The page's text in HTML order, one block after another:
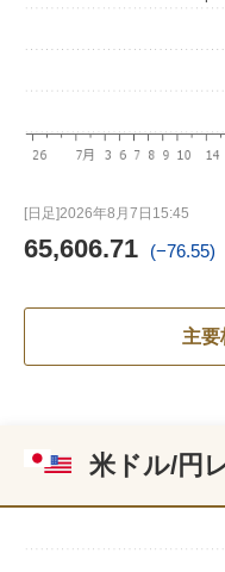
[日足]2026年8月7日 15:45
65,606.71 (−76.55)
主要
米ドル/円